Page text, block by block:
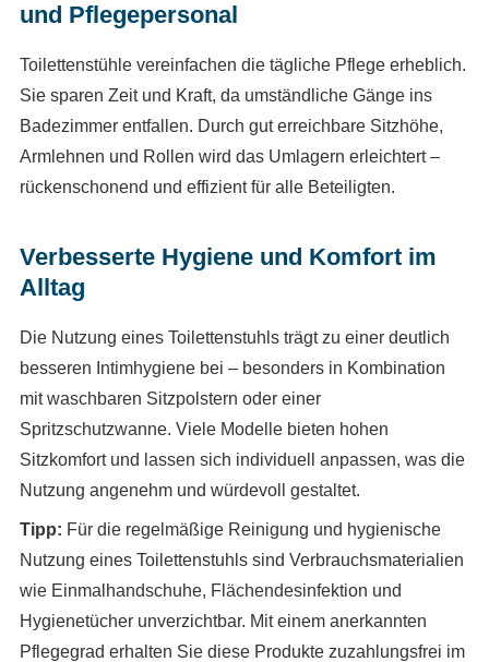
und Pflegepersonal
Toilettenstühle vereinfachen die tägliche Pflege erheblich.
Sie sparen Zeit und Kraft, da umständliche Gänge ins
Badezimmer entfallen. Durch gut erreichbare Sitzhöhe,
Armlehnen und Rollen wird das Umlagern erleichtert –
rückenschonend und effizient für alle Beteiligten.
Verbesserte Hygiene und Komfort im
Alltag
Die Nutzung eines Toilettenstuhls trägt zu einer deutlich
besseren Intimhygiene bei – besonders in Kombination
mit waschbaren Sitzpolstern oder einer
Spritzschutzwanne. Viele Modelle bieten hohen
Sitzkomfort und lassen sich individuell anpassen, was die
Nutzung angenehm und würdevoll gestaltet.
Tipp: Für die regelmäßige Reinigung und hygienische
Nutzung eines Toilettenstuhls sind Verbrauchsmaterialien
wie Einmalhandschuhe, Flächendesinfektion und
Hygienetücher unverzichtbar. Mit einem anerkannten
Pflegegrad erhalten Sie diese Produkte zuzahlungsfrei im